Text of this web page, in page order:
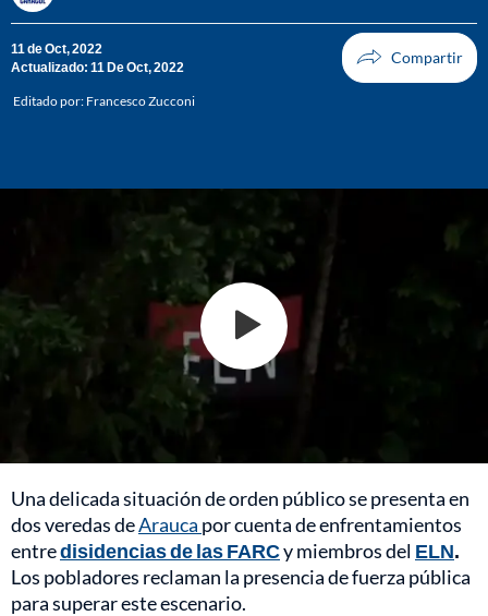
11 de Oct, 2022
Actualizado: 11 De Oct, 2022
Editado por: Francesco Zucconi
Una delicada situación de orden público se presenta en
dos veredas deArauca por cuenta de enfrentamientos
entredisidencias de las FARCy miembros del ELN.
Los pobladores reclaman la presencia de fuerza pública
para superar este escenario.